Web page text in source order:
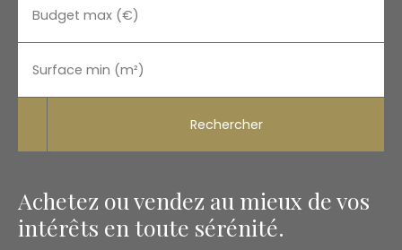
Budget max (€)
Surface min (m²)
Rechercher
Achetez ou vendez au mieux de vos
intérêts en toute sérénité.